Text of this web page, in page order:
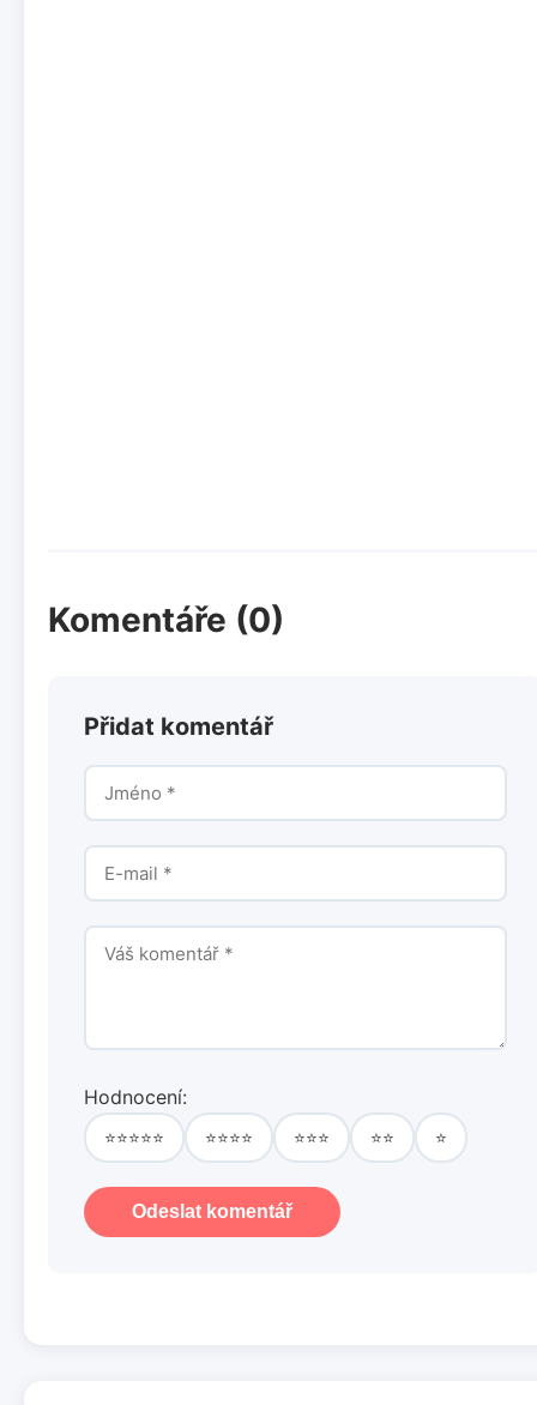
Komentáře (0)
Přidat komentář
Hodnocení:
⭐⭐⭐⭐⭐ ⭐⭐⭐⭐ ⭐⭐⭐ ⭐⭐ ⭐
Odeslat komentář